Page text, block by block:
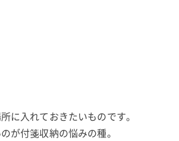
に入れておきたいものです。
が付箋収納の悩みの種。